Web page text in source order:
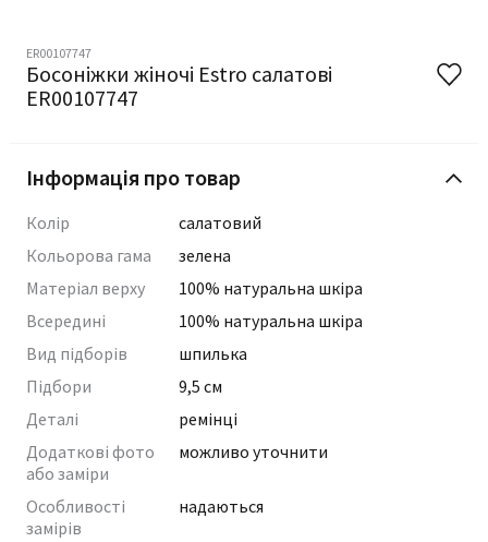
ER00107747
Босоніжки жіночі Estro салатові
ER00107747
Інформація про товар
Колір
салатовий
Кольорова гама
зелена
Матеріал верху
100% натуральна шкіра
Всередині
100% натуральна шкіра
Вид підборів
шпилька
Підбори
9,5 см
Деталі
ремінці
Додаткові фото
або заміри
можливо уточнити
Особливості
замірів
надаються